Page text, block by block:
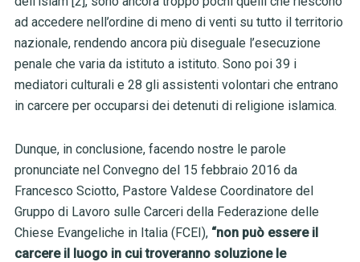
ad accedere nell’ordine di meno di venti su tutto il territorio
nazionale, rendendo ancora più diseguale l’esecuzione
penale che varia da istituto a istituto. Sono poi 39 i
mediatori culturali e 28 gli assistenti volontari che entrano
in carcere per occuparsi dei detenuti di religione islamica.
Dunque, in conclusione, facendo nostre le parole
pronunciate nel Convegno del 15 febbraio 2016 da
Francesco Sciotto, Pastore Valdese Coordinatore del
Gruppo di Lavoro sulle Carceri della Federazione delle
Chiese Evangeliche in Italia (FCEI), “non può essere il
carcere il luogo in cui troveranno soluzione le